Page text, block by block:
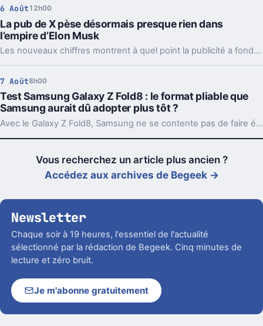
6 Août 12h00
La pub de X pèse désormais presque rien dans
l’empire d’Elon Musk
Les nouveaux chiffres montrent à quel point la publicité a fondu sur X depuis 2022. Et même en légère hausse sur un trimestre, elle pèse peu dans l’ensemble.
7 Août8h00
Test Samsung Galaxy Z Fold8 : le format pliable que
Samsung aurait dû adopter plus tôt ?
Avec le Galaxy Z Fold8, Samsung ne se contente pas de faire évoluer son smartphone pliable : il change complètement sa philosophie avec un appareil plus court, plus large et étonnamment compact. Un choix qui fonctionne particulièrement bien au quotidien, même si les concessions faites sur la photo et l’autonomie sont difficiles à ignorer sur un smartphone vendu à partir de 1 999 euros.
Vous recherchez un article plus ancien ?
Accédez aux archives de Begeek →
Newsletter
Chaque soir à 19 heures, l'essentiel de l'actualité
sélectionné par la rédaction de Begeek. Cinq minutes de
lecture et zéro bruit.
Je m'abonne gratuitement